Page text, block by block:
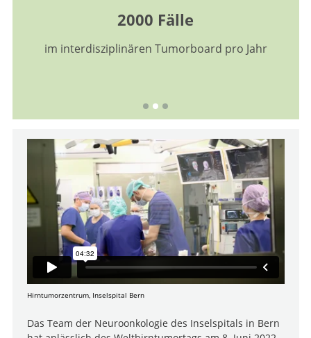
2000 Fälle
im interdisziplinären Tumorboard pro Jahr
Hirntumorzentrum, Inselspital Bern
Das Team der Neuroonkologie des Inselspitals in Bern